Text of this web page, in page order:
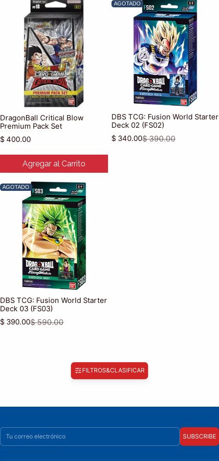
DragonBall Critical Blow
Premium Pack Set
Precio habitual
$ 400.00
Agregar al Carrito
AGOTADO
DBS TCG: Fusion World Starter
Deck 02 (FS02)
Precio de venta
$ 340.00
Precio habitual
$ 390.00
AGOTADO
DBS TCG: Fusion World Starter
Deck 03 (FS03)
Precio de venta
$ 390.00
Precio habitual
$ 590.00
FILTROS&CLASIFICAR
Correo electrónico
SUBSCRIBE